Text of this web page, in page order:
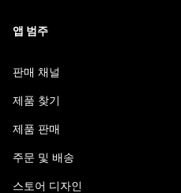
앱 범주
판매 채널
제품 찾기
제품 판매
주문 및 배송
스토어 디자인